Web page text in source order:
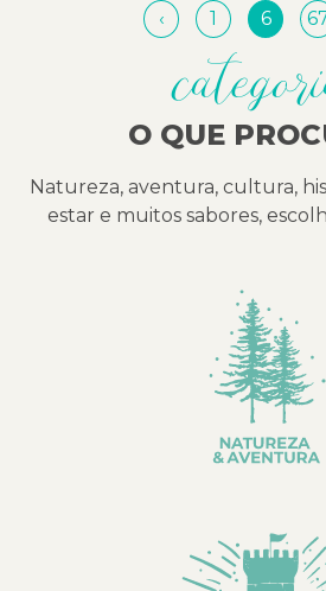
‹ 1 6
O QUE
Natureza, aventura, cultura,
estar e muitos sabores,